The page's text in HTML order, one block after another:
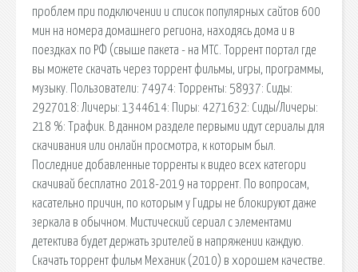
проблем при подключении и список популярных сайтов 600
мин на номера домашнего региона, находясь дома и в
поездках по РФ (свыше пакета - на МТС. Торрент портал где
вы можете скачать через торрент фильмы, игры, программы,
музыку. Пользователи: 74974: Торренты: 58937: Сиды:
2927018: Личеры: 1344614: Пиры: 4271632: Сиды/Личеры:
218 %: Трафик. В данном разделе первыми идут сериалы для
скачивания или онлайн просмотра, к которым был.
Последние добавленные торренты к видео всех категори
скачивай бесплатно 2018-2019 на торрент. По вопросам,
касательно причин, по которым у Гидры не блокируют даже
зеркала в обычном. Мистический сериал с элементами
детектива будет держать зрителей в напряжении каждую.
Скачать торрент фильм Механик (2010) в хорошем качестве.